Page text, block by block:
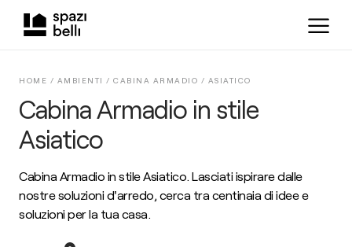
Cabina Armadio in stile
Asiatico
HOME / AMBIENTI / CABINA ARMADIO / ASIATICO
Cabina Armadio in stile Asiatico. Lasciati ispirare dalle
nostre soluzioni d'arredo, cerca tra centinaia di idee e
soluzioni per la tua casa.